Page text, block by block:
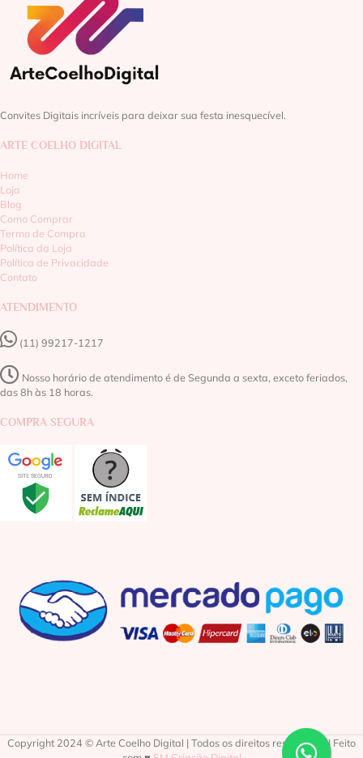
Convites Digitais incríveis para deixar sua festa inesquecível.
ARTE COELHO DIGITAL
Home
Loja
Blog
Como Comprar
Termo de Compra
Política da Loja
Política de Privacidade
Contato
ATENDIMENTO
(11) 99217-1217‬
Nosso horário de atendimento é de Segunda a sexta, exceto feriados,
das 8h às 18 horas.
COMPRA SEGURA
Copyright 2024 © Arte Coelho Digital | Todos os direitos reservados | Feito